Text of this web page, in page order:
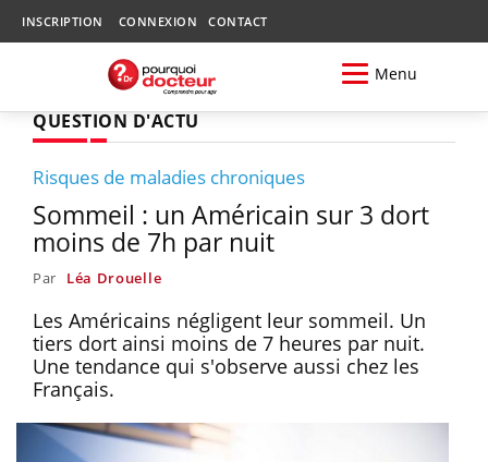
INSCRIPTION CONNEXION CONTACT
Menu
QUESTION D'ACTU
Risques de maladies chroniques
Sommeil : un Américain sur 3 dort
moins de 7h par nuit
Par Léa Drouelle
Les Américains négligent leur sommeil. Un
tiers dort ainsi moins de 7 heures par nuit.
Une tendance qui s'observe aussi chez les
Français.